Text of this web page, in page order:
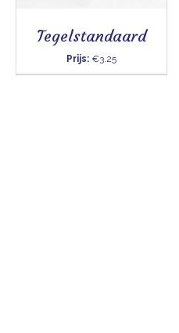
Tegelstandaard
Prijs: €3.25